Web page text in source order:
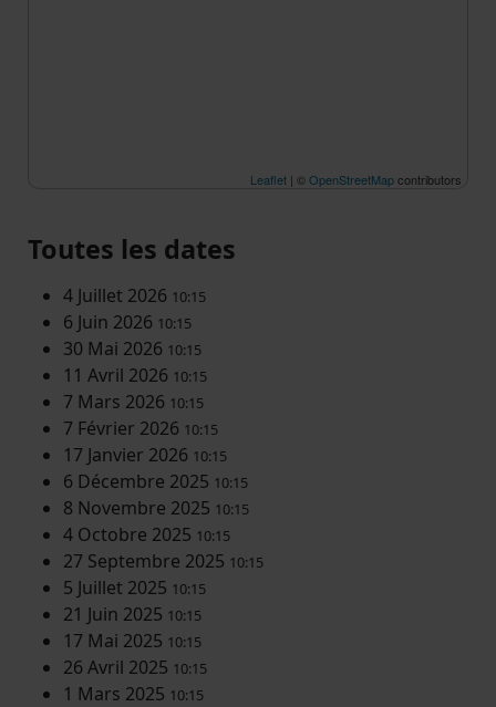
Leaflet | ©OpenStreetMapcontributors
Toutes les dates
4 Juillet 2026 10:15
6 Juin 2026 10:15
30 Mai 2026 10:15
11 Avril 2026 10:15
7 Mars 2026 10:15
7 Février 2026 10:15
17 Janvier 2026 10:15
6 Décembre 2025 10:15
8 Novembre 2025 10:15
4 Octobre 2025 10:15
27 Septembre 2025 10:15
5 Juillet 2025 10:15
21 Juin 2025 10:15
17 Mai 2025 10:15
26 Avril 2025 10:15
1 Mars 2025 10:15